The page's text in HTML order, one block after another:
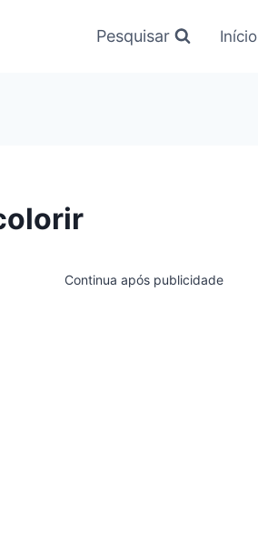
Pesquisar Início
Continua após publicidade